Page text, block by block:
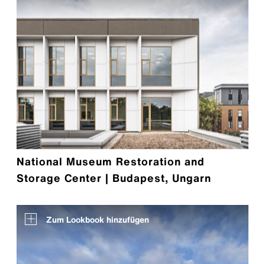
National Museum Restoration and
Storage Center | Budapest, Ungarn
Zum Lookbook hinzufügen